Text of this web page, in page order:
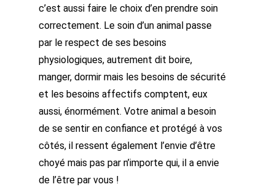
c’est aussi faire le choix d’en prendre soin
correctement. Le soin d’un animal passe
par le respect de ses besoins
physiologiques, autrement dit boire,
manger, dormir mais les besoins de sécurité
et les besoins affectifs comptent, eux
aussi, énormément. Votre animal a besoin
de se sentir en confiance et protégé à vos
côtés, il ressent également l’envie d’être
choyé mais pas par n’importe qui, il a envie
de l’être par vous !